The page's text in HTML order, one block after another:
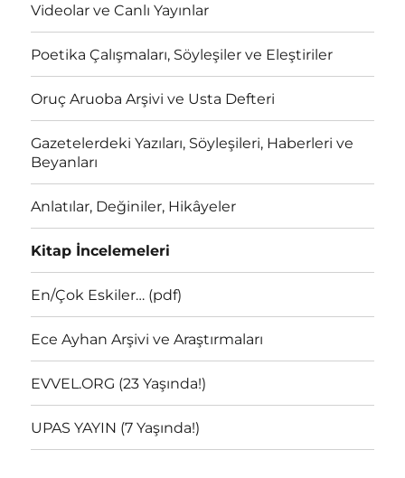
Videolar ve Canlı Yayınlar
Poetika Çalışmaları, Söyleşiler ve Eleştiriler
Oruç Aruoba Arşivi ve Usta Defteri
Gazetelerdeki Yazıları, Söyleşileri, Haberleri ve
Beyanları
Anlatılar, Değiniler, Hikâyeler
Kitap İncelemeleri
En/Çok Eskiler… (pdf)
Ece Ayhan Arşivi ve Araştırmaları
EVVEL.ORG (23 Yaşında!)
UPAS YAYIN (7 Yaşında!)